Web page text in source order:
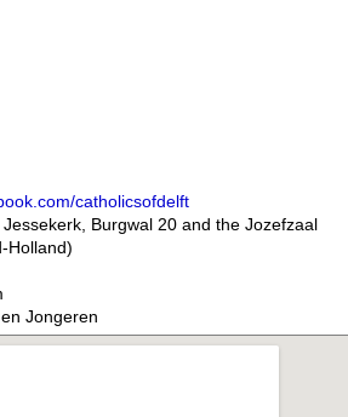
catholicsofdelft
Burgwal 20 and the Jozefzaal
Holland)
Jongeren